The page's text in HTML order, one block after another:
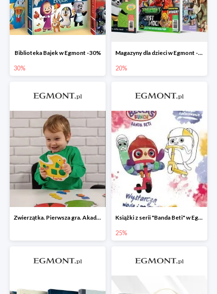
Biblioteka Bajek w Egmont -30%
30%
Magazyny dla dzieci w Egmont -20%
20%
Zwierzątka. Pierwsza gra. Akademia Mądrego Dziecka Książki z serii "Banda Beti" w Egmont do -25%
25%